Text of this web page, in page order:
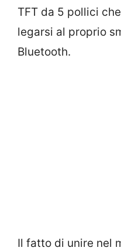
TFT da 5 pollici
legarsi al proprio
Bluetooth.
Il fatto di unire nel